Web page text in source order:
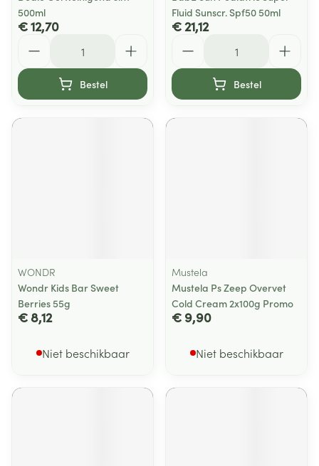
500ml
€ 12,70
Bestel
Fluid Sunscr. Spf50 50ml
€ 21,12
Bestel
WONDR
Wondr Kids Bar Sweet
Berries 55g
€ 8,12
Niet beschikbaar
Mustela
Mustela Ps Zeep Overvet
Cold Cream 2x100g Promo
€ 9,90
Niet beschikbaar